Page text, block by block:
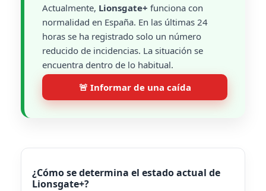
Actualmente, Lionsgate+ funciona con
normalidad en España. En las últimas 24
horas se ha registrado solo un número
reducido de incidencias. La situación se
encuentra dentro de lo habitual.
🚨 Informar de una caída
¿Cómo se determina el estado actual de
Lionsgate+?